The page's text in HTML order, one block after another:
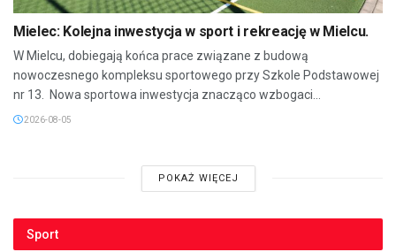
Mielec: Kolejna inwestycja w sport i rekreację w Mielcu.
W Mielcu, dobiegają końca prace związane z budową
nowoczesnego kompleksu sportowego przy Szkole Podstawowej
nr 13. Nowa sportowa inwestycja znacząco wzbogaci...
2026-08-05
POKAŻ WIĘCEJ
Sport